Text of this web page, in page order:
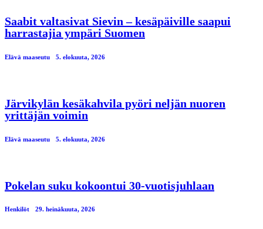
Saabit valtasivat Sievin – kesäpäiville saapui
harrastajia ympäri Suomen
Elävä maaseutu 5. elokuuta, 2026
Järvikylän kesäkahvila pyöri neljän nuoren
yrittäjän voimin
Elävä maaseutu 5. elokuuta, 2026
Pokelan suku kokoontui 30-vuotisjuhlaan
Henkilöt 29. heinäkuuta, 2026